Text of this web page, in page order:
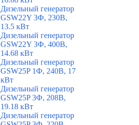
Дизельный генератор
GSW22Y 3Ф, 230В,
13.5 кВт
Дизельный генератор
GSW22Y 3Ф, 400В,
14.68 кВт
Дизельный генератор
GSW25P 1Ф, 240В, 17
кВт
Дизельный генератор
GSW25P 3Ф, 208В,
19.18 кВт
Дизельный генератор